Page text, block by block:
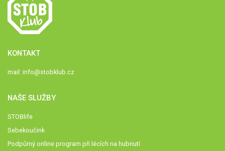
KONTAKT
mail: info@stobklub.cz
NAŠE SLUŽBY
STOBlife
Sebekoučink
Podpůrný online program při lécích na hubnutí